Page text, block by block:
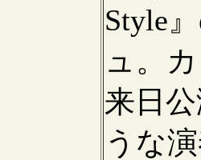
Style
ュ。
来日
うな